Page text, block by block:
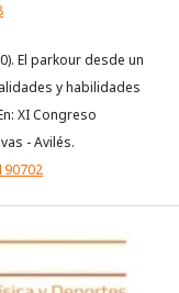
El parkour desde un
y habilidades
XI Congreso
- Avilés.